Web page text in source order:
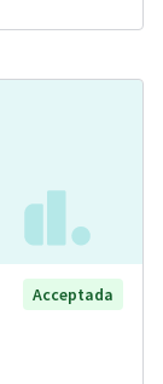
Acceptada